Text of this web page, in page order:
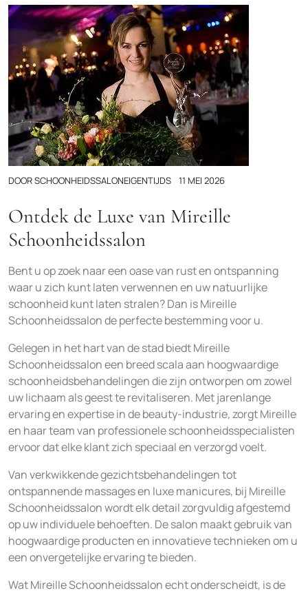
DOORSCHOONHEIDSSALONEIGENTIJDS 11 MEI 2026
Ontdek de Luxe van Mireille
Schoonheidssalon
Bent u op zoek naar een oase van rust en ontspanning
waar u zich kunt laten verwennen en uw natuurlijke
schoonheid kunt laten stralen? Dan is Mireille
Schoonheidssalon de perfecte bestemming voor u.
Gelegen in het hart van de stad biedt Mireille
Schoonheidssalon een breed scala aan hoogwaardige
schoonheidsbehandelingen die zijn ontworpen om zowel
uw lichaam als geest te revitaliseren. Met jarenlange
ervaring en expertise in de beauty-industrie, zorgt Mireille
en haar team van professionele schoonheidsspecialisten
ervoor dat elke klant zich speciaal en verzorgd voelt.
Van verkwikkende gezichtsbehandelingen tot
ontspannende massages en luxe manicures, bij Mireille
Schoonheidssalon wordt elk detail zorgvuldig afgestemd
op uw individuele behoeften. De salon maakt gebruik van
hoogwaardige producten en innovatieve technieken om u
een onvergetelijke ervaring te bieden.
Wat Mireille Schoonheidssalon echt onderscheidt, is de